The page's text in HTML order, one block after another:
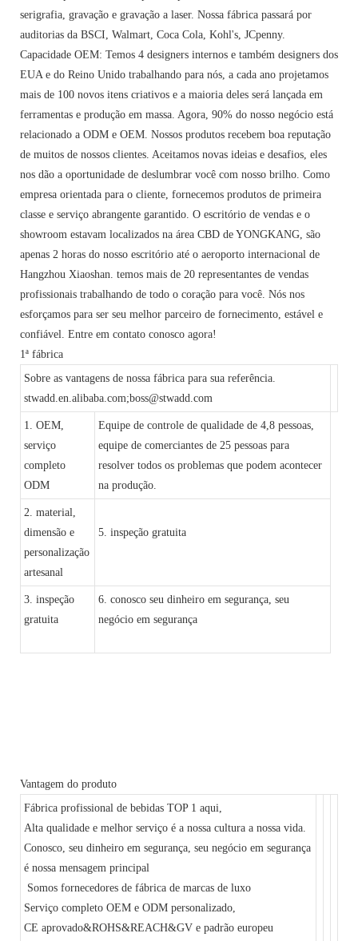
serigrafia, gravação e gravação a laser. Nossa fábrica passará por
auditorias da BSCI, Walmart, Coca Cola, Kohl's, JCpenny.
Capacidade OEM: Temos 4 designers internos e também designers dos
EUA e do Reino Unido trabalhando para nós, a cada ano projetamos
mais de 100 novos itens criativos e a maioria deles será lançada em
ferramentas e produção em massa. Agora, 90% do nosso negócio está
relacionado a ODM e OEM. Nossos produtos recebem boa reputação
de muitos de nossos clientes. Aceitamos novas ideias e desafios, eles
nos dão a oportunidade de deslumbrar você com nosso brilho. Como
empresa orientada para o cliente, fornecemos produtos de primeira
classe e serviço abrangente garantido. O escritório de vendas e o
showroom estavam localizados na área CBD de YONGKANG, são
apenas 2 horas do nosso escritório até o aeroporto internacional de
Hangzhou Xiaoshan. temos mais de 20 representantes de vendas
profissionais trabalhando de todo o coração para você. Nós nos
esforçamos para ser seu melhor parceiro de fornecimento, estável e
confiável. Entre em contato conosco agora!
1ª fábrica
Sobre as vantagens de nossa fábrica para sua referência.
stwadd.en.alibaba.com;boss@stwadd.com
1. OEM,
serviço
completo
ODM
Equipe de controle de qualidade de 4,8 pessoas,
equipe de comerciantes de 25 pessoas para
resolver todos os problemas que podem acontecer
na produção.
2. material,
dimensão e
personalização
artesanal
5. inspeção gratuita
3. inspeção
gratuita
6. conosco seu dinheiro em segurança, seu
negócio em segurança
Vantagem do produto
Fábrica profissional de bebidas TOP 1 aqui,
Alta qualidade e melhor serviço é a nossa cultura a nossa vida.
Conosco, seu dinheiro em segurança, seu negócio em segurança
é nossa mensagem principal
Somos fornecedores de fábrica de marcas de luxo
Serviço completo OEM e ODM personalizado,
CE aprovado&ROHS&REACH&GV e padrão europeu